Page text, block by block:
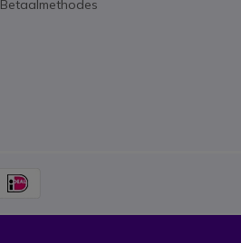
Betaalmethodes